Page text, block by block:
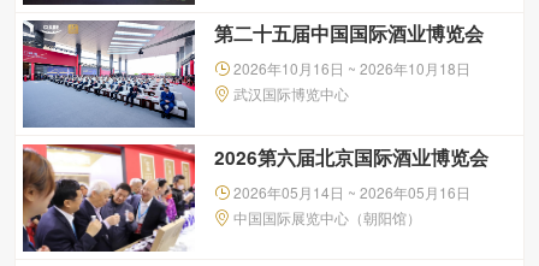
第二十五届中国国际酒业博览会
2026年10月16日 ~ 2026年10月18日
武汉国际博览中心
2026第六届北京国际酒业博览会
2026年05月14日 ~ 2026年05月16日
中国国际展览中心（朝阳馆）